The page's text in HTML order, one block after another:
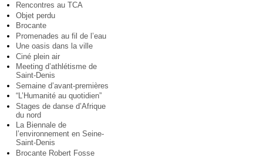
Rencontres au TCA
Objet perdu
Brocante
Promenades au fil de l’eau
Une oasis dans la ville
Ciné plein air
Meeting d’athlétisme de
Saint-Denis
Semaine d’avant-premières
“L’Humanité au quotidien”
Stages de danse d’Afrique
du nord
La Biennale de
l’environnement en Seine-
Saint-Denis
Brocante Robert Fosse